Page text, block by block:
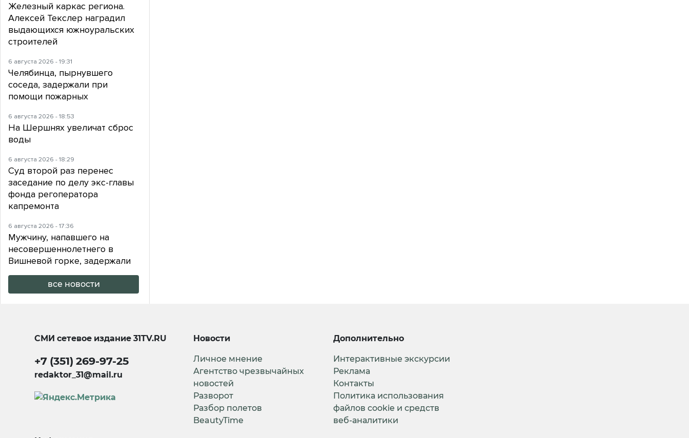
Железный каркас региона.
Алексей Текслер наградил
выдающихся южноуральских
строителей
6 августа 2026 - 19:31
Челябинца, пырнувшего
соседа, задержали при
помощи пожарных
6 августа 2026 - 18:53
На Шершнях увеличат сброс
воды
6 августа 2026 - 18:29
Суд второй раз перенес
заседание по делу экс-главы
фонда регоператора
капремонта
6 августа 2026 - 17:36
Мужчину, напавшего на
несовершеннолетнего в
Вишневой горке, задержали
все новости
СМИ сетевое издание31TV.RU
+7 (351) 269-97-25
redaktor_31@mail.ru
Новости
Личное мнение
Агентство чрезвычайных
новостей
Разворот
Разбор полетов
BeautyTime
Дополнительно
Интерактивные экскурсии
Реклама
Контакты
Политика использования
файлов cookie и средств
веб-аналитики